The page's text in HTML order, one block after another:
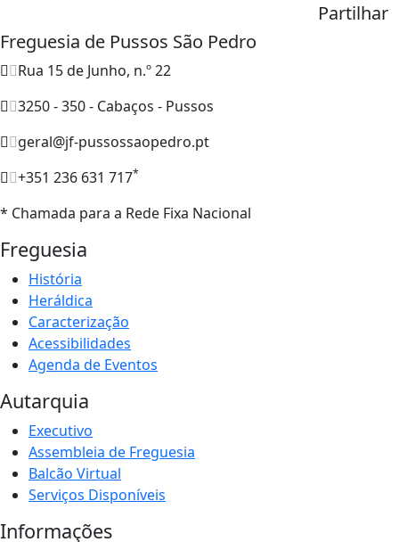
Partilhar
Freguesia de Pussos São Pedro
Rua 15 de Junho, n.º 22
3250 - 350 - Cabaços - Pussos
geral@jf-pussossaopedro.pt
+351 236 631 717*
* Chamada para a Rede Fixa Nacional
Freguesia
História
Heráldica
Caracterização
Acessibilidades
Agenda de Eventos
Autarquia
Executivo
Assembleia de Freguesia
Balcão Virtual
Serviços Disponíveis
Informações